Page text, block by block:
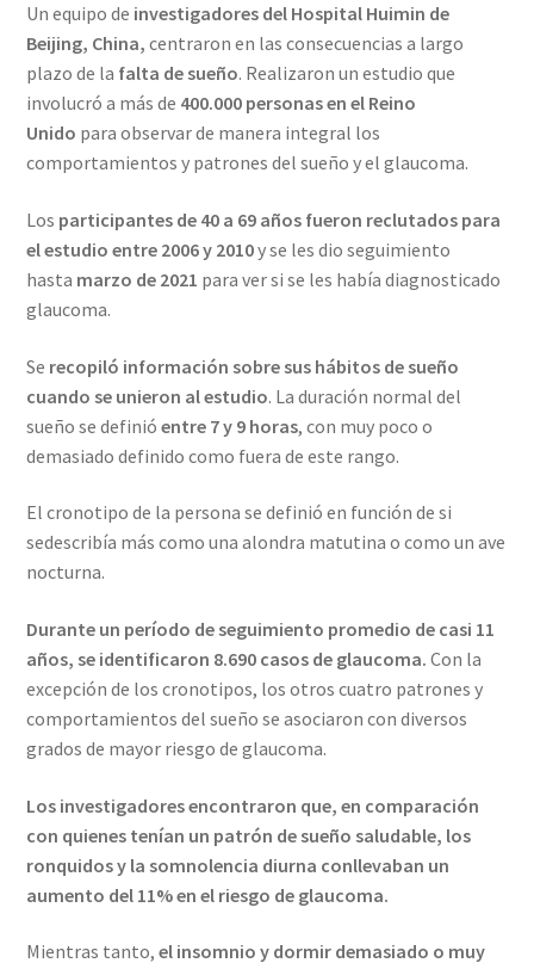
Un equipo de investigadores del Hospital Huimin de
Beijing, China,centraron en las consecuencias a largo
plazo de la falta de sueño. Realizaron un estudio que
involucró a más de 400.000 personas en el Reino
Unido para observar de manera integral los
comportamientos y patrones del sueño y el glaucoma.
Los participantes de 40 a 69 años fueron reclutados para
el estudio entre 2006 y 2010y se les dio seguimiento
hasta marzo de 2021 para ver si se les había diagnosticado
glaucoma.
Se recopiló información sobre sus hábitos de sueño
cuando se unieron al estudio. La duración normal del
sueño se definióentre 7 y 9 horas, con muy poco o
demasiado definido como fuera de este rango.
El cronotipo de la persona se definió en función de si
sedescribía más como una alondra matutina o como un ave
nocturna.
Durante un período de seguimiento promedio de casi 11
años, se identificaron 8.690 casos de glaucoma.Con la
excepción de los cronotipos, los otros cuatro patrones y
comportamientos del sueño se asociaron con diversos
grados de mayor riesgo de glaucoma.
Los investigadores encontraron que, en comparación
con quienes tenían un patrón de sueño saludable, los
ronquidos y la somnolencia diurna conllevaban un
aumento del 11% en el riesgo de glaucoma.
Mientras tanto, el insomnio y dormir demasiado o muy